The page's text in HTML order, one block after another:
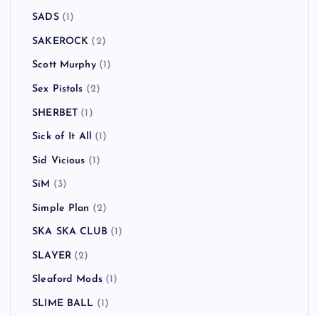
SADS(1)
SAKEROCK (2)
Scott Murphy(1)
Sex Pistols (2)
SHERBET (1)
Sick of It All (1)
Sid Vicious (1)
SiM (3)
Simple Plan (2)
SKA SKA CLUB (1)
SLAYER(2)
Sleaford Mods(1)
SLIME BALL (1)